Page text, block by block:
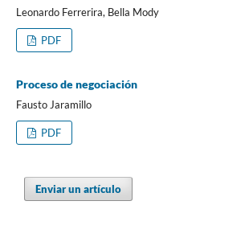
Leonardo Ferrerira, Bella Mody
PDF
Proceso de negociación
Fausto Jaramillo
PDF
Enviar un artículo